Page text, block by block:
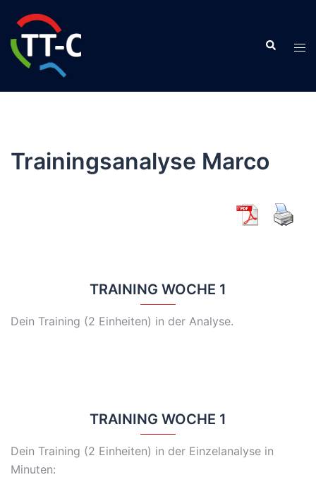
Inhalt
springen
Suche
Trainingsanalyse Marco
TRAINING WOCHE 1
Dein Training (2 Einheiten) in der Analyse.
TRAINING WOCHE 1
Dein Training (2 Einheiten) in der Einzelanalyse in
Minuten: